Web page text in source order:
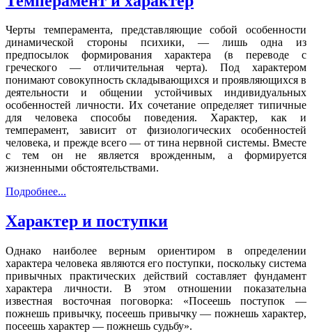
Черты темперамента, представляющие собой особенности
динамической стороны психики, — лишь одна из
предпосылок формирования характера (в переводе с
греческого — отличительная черта). Под характером
понимают совокупность складывающихся и проявляющихся в
деятельности и общении устойчивых индивидуальных
особенностей личности. Их сочетание определяет типичные
для человека способы поведения. Характер, как и
темперамент, зависит от физиологических особенностей
человека, и прежде всего — от тина нервной системы. Вместе
с тем он не является врожденным, а формируется
жизненными обстоятельствами.
Подробнее...
Характер и поступки
Однако наиболее верным ориентиром в определении
характера человека являются его поступки, поскольку система
привычных практических действий составляет фундамент
характера личности. В этом отношении показательна
известная восточная поговорка: «Посеешь поступок —
пожнешь привычку, посеешь привычку — пожнешь характер,
посеешь характер — пожнешь судьбу».